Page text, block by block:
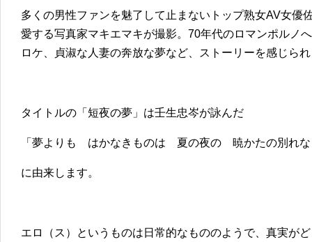
多くの男性ファンを魅了して止まないトップ熟女AV女優
愛する写真家マキエマキが撮影。70年代のロマンポルノ
ロケ、貞淑な人妻の奔放な夢など、ストーリーを感じら
タイトルの「短夜の夢」は壬生忠岑が詠んだ
「夢よりも はかなきものは 夏の夜の 暁かたの別れな
に由来します。
エロ（ス）というものは日常的なもののようで、真実が